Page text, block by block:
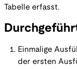
Tabelle erfasst.
Einmalige
der ersten